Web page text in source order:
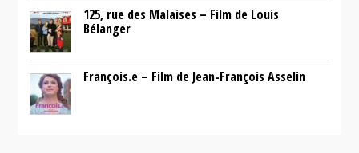
125, rue des Malaises – Film de Louis
Bélanger
François.e – Film de Jean-François Asselin